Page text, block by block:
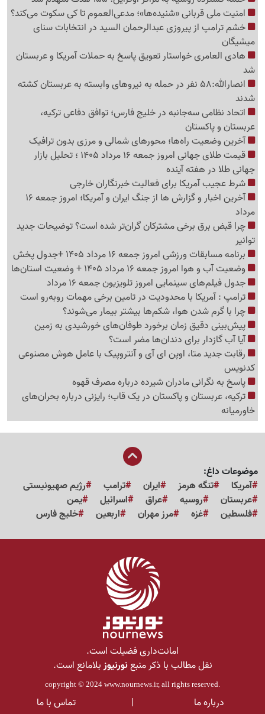
امنیت ملی قربانی «شنیده‌ها»؛ مدعی‌العموم تا کی سکوت می‌کند؟
خشم ترامپ از پیروزی عبدالرحمان السید در انتخابات سنای
میشیگان
هادی العامری خواستار تعویق پاسخ به حملات آمریکا و عربستان
شد
انصارالله:58 نفر در حمله به نیروهای وابسته به عربستان کشته
شدند
اتحاد نظامی سه‌جانبه در خلیج فارس؛ توافق دفاعی ترکیه،
عربستان و پاکستان
آخرین وضعیت راه‌ها؛ محورهای شمالی و مرزی بدون ترافیک
قیمت طلای جهانی امروز جمعه 16 مرداد 1405 ؛ تحلیل بازار
جهانی طلا در هفته آینده
شرط عجیب آمریکا برای فعالیت خبرنگاران خارجی
آخرین اخبار و گزارش ها از جنگ ایران و آمریکا؛ امروز جمعه 16
مرداد
چرا قبض برق برخی مشترکان گران‌تر شده است؟ توضیحات جدید
توانیر
برنامه مسابقات ورزشی امروز جمعه 16 مرداد 1405 +جدول پخش
وضعیت آب و هوا امروز جمعه 16 مرداد 1405 + وضعیت استان‌ها
جدول فیلم‌های سینمایی امروز تلویزیون جمعه 16 مرداد
ترامپ : آمریکا با محدودیت در تامین برخی مهمات روبه‌رو است
چرا با گرم شدن هوا، شکم‌ها بیشتر بیمار می‌شوند؟
پیش‌بینی دقیق زمان برخورد طوفان‌های خورشیدی به زمین
آیا آب گازدار برای دندان‌ها مضر است؟
رقابت جدید متا، اوپن ای آی و آنتروپیک با عامل هوش مصنوعی
کدنویس
پاسخ به نگرانی مادران شیرده درباره مصرف قهوه
ترکیه، عربستان و پاکستان در یک قاب؛ رایزنی درباره بحران‌های
خاورمیانه
موضوعات داغ:
آمریکا
تنگه هرمز ایران ترامپ
رژیم صهیونیستی
عربستان
روسیه عراق اسرائیل
یمن
فلسطین
غزه مرز مهران اربعین خلیج فارس
امانت‌داری فضیلت است.
نقل مطالب با ذکر منبعنورنیوزبلامانع است.
copyright © 2024 www.nournews.ir, all rights reserved.
درباره ما | تماس با ما